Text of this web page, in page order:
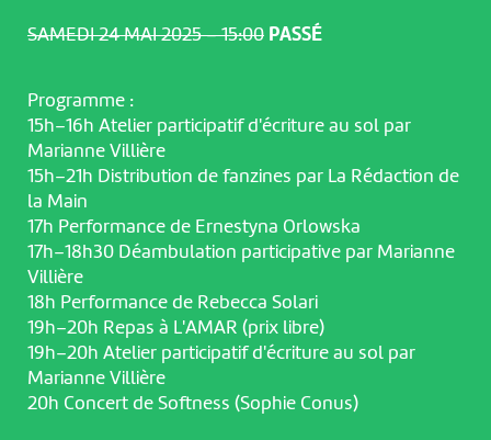
SAMEDI 24 MAI 2025 – 15:00 PASSÉ
Programme :
15h–16h Atelier participatif d'écriture au sol par
Marianne Villière
15h–21h Distribution de fanzines par La Rédaction de
la Main
17h Performance de Ernestyna Orlowska
17h–18h30 Déambulation participative par Marianne
Villière
18h Performance de Rebecca Solari
19h–20h Repas à L'AMAR (prix libre)
19h–20h Atelier participatif d'écriture au sol par
Marianne Villière
20h Concert de Softness (Sophie Conus)